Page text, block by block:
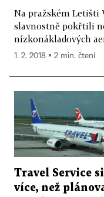
Na pražském Letišti
slavnostně pokřtili
nízkonákladových
1. 2. 2018 ▪ 2 min. čtení
Travel Service
více, než